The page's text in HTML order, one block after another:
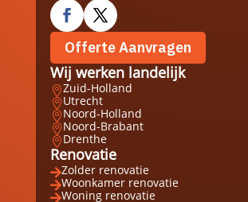
Offerte Aanvragen
Wij werken landelijk
Zuid-Holland
Utrecht
Noord-Holland
Noord-Brabant
Drenthe
Renovatie
Zolder renovatie
Woonkamer renovatie
Woning renovatie